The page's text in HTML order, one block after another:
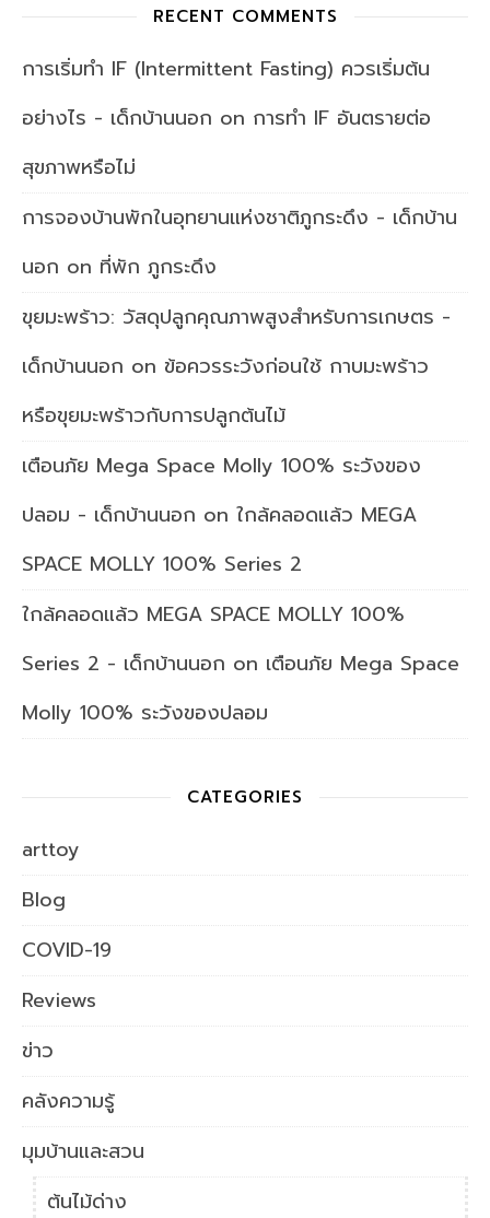
RECENT COMMENTS
การเริ่มทำ IF (Intermittent Fasting) ควรเริ่มต้น
อย่างไร - เด็กบ้านนอก on การทำ IF อันตรายต่อ
สุขภาพหรือไม่
การจองบ้านพักในอุทยานแห่งชาติภูกระดึง - เด็กบ้าน
นอก on ที่พัก ภูกระดึง
ขุยมะพร้าว: วัสดุปลูกคุณภาพสูงสำหรับการเกษตร -
เด็กบ้านนอก on ข้อควรระวังก่อนใช้ กาบมะพร้าว
หรือขุยมะพร้าวกับการปลูกต้นไม้
เตือนภัย Mega Space Molly 100% ระวังของ
ปลอม - เด็กบ้านนอก on ใกล้คลอดแล้ว MEGA
SPACE MOLLY 100% Series 2
ใกล้คลอดแล้ว MEGA SPACE MOLLY 100%
Series 2 - เด็กบ้านนอก on เตือนภัย Mega Space
Molly 100% ระวังของปลอม
CATEGORIES
arttoy
Blog
COVID-19
Reviews
ข่าว
คลังความรู้
มุมบ้านและสวน
ต้นไม้ด่าง